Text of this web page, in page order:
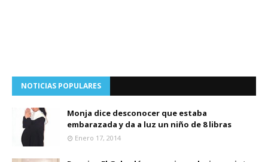
NOTICIAS POPULARES
Monja dice desconocer que estaba
embarazada y da a luz un niño de 8 libras
Enero 17, 2014